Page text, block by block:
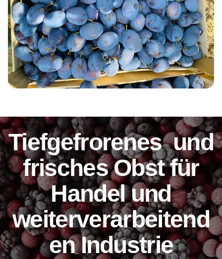
Tiefgefrorenes und
frisches Obst für
Handel und
weiterverarbeitend
en Industrie